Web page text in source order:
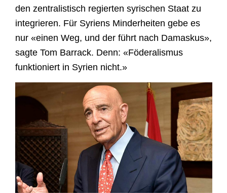
den zentralistisch regierten syrischen Staat zu
integrieren. Für Syriens Minderheiten gebe es
nur «einen Weg, und der führt nach Damaskus»,
sagte Tom Barrack. Denn: «Föderalismus
funktioniert in Syrien nicht.»